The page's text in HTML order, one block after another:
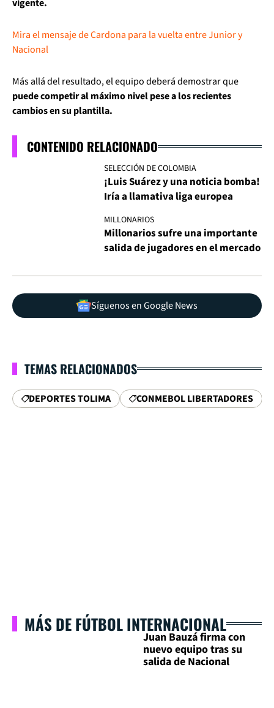
vigente.
Mira el mensaje de Cardona para la vuelta entre Junior y
Nacional
Más allá del resultado, el equipo deberá demostrar que
puede competir al máximo nivel pese a los recientes
cambios en su plantilla.
CONTENIDO RELACIONADO
SELECCIÓN DE COLOMBIA
¡Luis Suárez y una noticia bomba!
Iría a llamativa liga europea
MILLONARIOS
Millonarios sufre una importante
salida de jugadores en el mercado
Síguenos en Google News
TEMAS RELACIONADOS
DEPORTES TOLIMA CONMEBOL LIBERTADORES
MÁS DE FÚTBOL INTERNACIONAL
Juan Bauzá firma con
nuevo equipo tras su
salida de Nacional